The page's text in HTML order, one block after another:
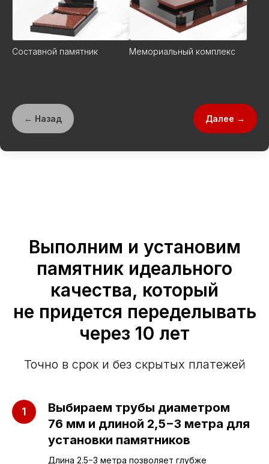
Составной памятник Мемориальный комплекс
← Назад Далее →
Выполним и установим
памятник идеального
качества, который
не придется переделывать
через 10 лет
Точно в срок и без скрытых платежей
Выбираем трубы диаметром
76 мм и длиной 2,5−3 метра для
установки памятников
Длина 2.5−3 метра позволяет глубже